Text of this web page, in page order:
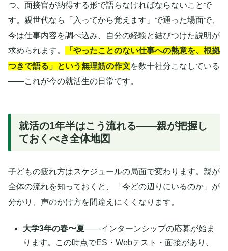
つ、面接官が納得する形で語らなければならないことで
す。親世代なら「入ってから覚えます」で通った場面で、
今は仕事内容を調べ込み、自分の経験と結びつけた説明が
求められます。
「やったことのない仕事への熱意を、根拠
つきで語る」という無理筋の作文を数十社分こなしている
——これが今の就活生の日常です。
就活の1年半はこう流れる——親が把握し
ておくべき全体地図
子どもの疲れ方はスケジュールの局面で変わります。親が
全体の流れを知っておくと、「今どの辺りにいるのか」が
分かり、声のかけ方を間違えにくくなります。
大学3年の春〜夏——インターンシップの応募が始ま
ります。この時点でES・Webテスト・面接があり、